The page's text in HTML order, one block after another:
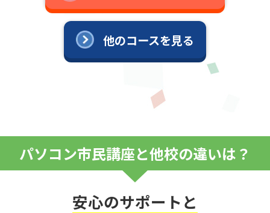
他のコースを見る
パソコン市民講座と他校の違いは？
安心のサポートと